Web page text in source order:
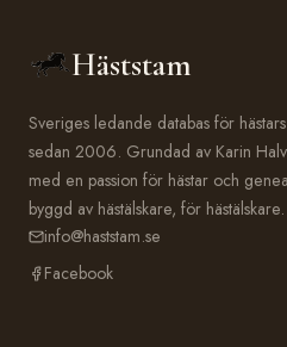
Häststam
Sveriges ledande databas för
sedan 2006. Grundad av Karin
med en passion för hästar och
byggd av hästälskare, för hästälskare.
info@haststam.se
Facebook